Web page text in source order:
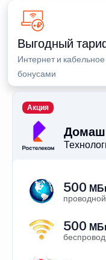
Выгодный
Интернет и
бонусами
Акция
500
500